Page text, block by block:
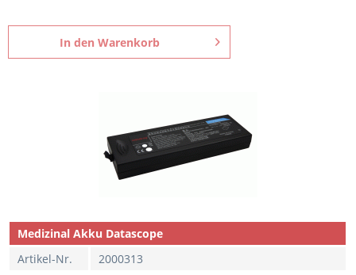
In den Warenkorb
Medizinal Akku Datascope
Artikel-Nr.
2000313